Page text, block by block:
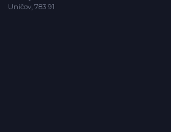
Uničov, 783 91